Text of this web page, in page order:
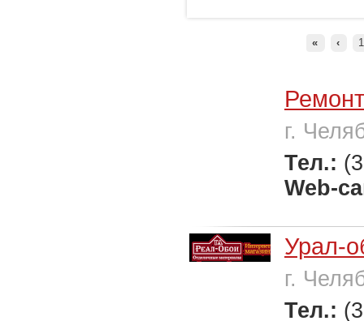
« ‹
г.
Тел.:
Web-
Урал-
г.
Тел.: